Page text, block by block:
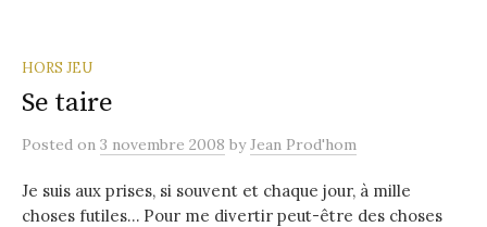
HORS JEU
Se taire
Posted on 3 novembre 2008 byJean Prod'hom
Je suis aux prises, si souvent et chaque jour, à mille
choses futiles… Pour me divertir peut-être des choses